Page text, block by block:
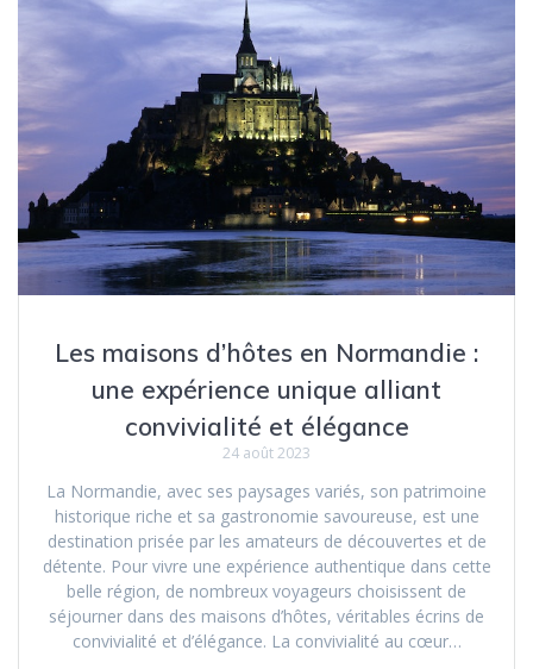
Les maisons d’hôtes en Normandie :
une expérience unique alliant
convivialité et élégance
24 août 2023
La Normandie, avec ses paysages variés, son patrimoine
historique riche et sa gastronomie savoureuse, est une
destination prisée par les amateurs de découvertes et de
détente. Pour vivre une expérience authentique dans cette
belle région, de nombreux voyageurs choisissent de
séjourner dans des maisons d’hôtes, véritables écrins de
convivialité et d’élégance. La convivialité au cœur…